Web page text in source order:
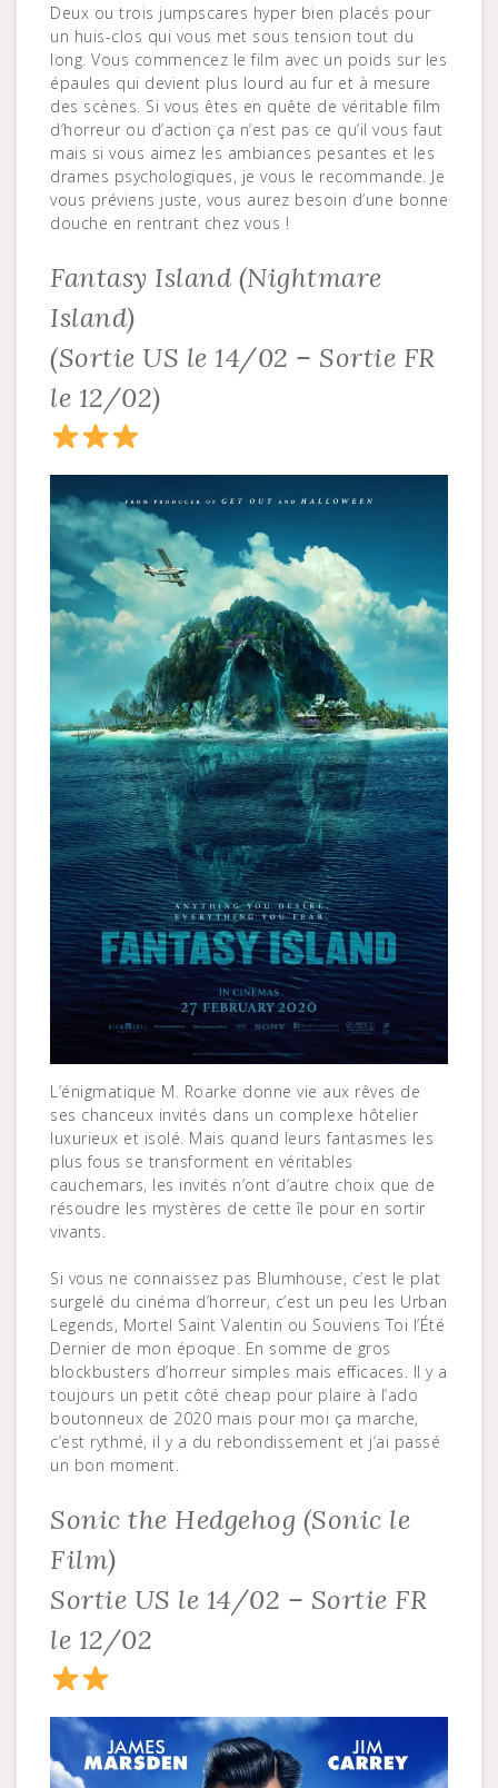
Deux ou trois jumpscares hyper bien placés pour
un huis-clos qui vous met sous tension tout du
long. Vous commencez le film avec un poids sur les
épaules qui devient plus lourd au fur et à mesure
des scènes. Si vous êtes en quête de véritable film
d’horreur ou d’action ça n’est pas ce qu’il vous faut
mais si vous aimez les ambiances pesantes et les
drames psychologiques, je vous le recommande. Je
vous préviens juste, vous aurez besoin d’une bonne
douche en rentrant chez vous !
Fantasy Island (Nightmare
Island)
(Sortie US le 14/02 – Sortie FR
le 12/02)
L’énigmatique M. Roarke donne vie aux rêves de
ses chanceux invités dans un complexe hôtelier
luxurieux et isolé. Mais quand leurs fantasmes les
plus fous se transforment en véritables
cauchemars, les invités n’ont d’autre choix que de
résoudre les mystères de cette île pour en sortir
vivants.
Si vous ne connaissez pas Blumhouse, c’est le plat
surgelé du cinéma d’horreur, c’est un peu les Urban
Legends, Mortel Saint Valentin ou Souviens Toi l’Été
Dernier de mon époque. En somme de gros
blockbusters d’horreur simples mais efficaces. Il y a
toujours un petit côté cheap pour plaire à l’ado
boutonneux de 2020 mais pour moi ça marche,
c’est rythmé, il y a du rebondissement et j’ai passé
un bon moment.
Sonic the Hedgehog (Sonic le
Film)
Sortie US le 14/02 – Sortie FR
le 12/02